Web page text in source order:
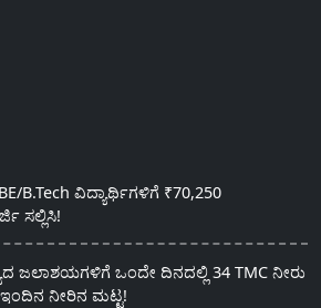
B.Tech ವಿದ್ಯಾರ್ಥಿಗಳಿಗೆ ₹70,250
ಸಲ್ಲಿಸಿ!
ಜಲಾಶಯಗಳಿಗೆ ಒಂದೇ ದಿನದಲ್ಲಿ 34 TMC ನೀರು
ಇಂದಿನ ನೀರಿನ ಮಟ್ಟ!